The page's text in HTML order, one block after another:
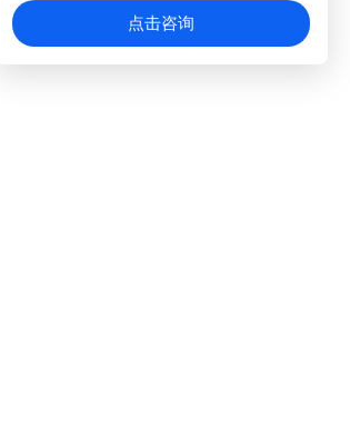
点击咨询